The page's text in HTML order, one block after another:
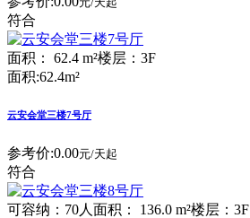
符合
面积： 62.4 m²楼层：3F
面积:62.4m²
云安会堂三楼7号厅
参考价:0.00元/天起
符合
可容纳：70人 面积： 136.0 m²楼层：3F